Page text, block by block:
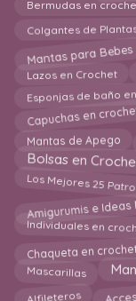
Bermudas en
Colgantes de
Mantas para
Lazos en Crochet
Esponjas de baño
Capuchas en
Mantas de Apego
Bolsas en
Los Mejores 25
Amigurumis e
Individuales en
Chaqueta en
Mascarillas
Alfileteros